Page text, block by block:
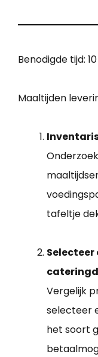
Benodigde tijd:
Maaltijden
tafeltje
Vergelijk
selecteer
het soort